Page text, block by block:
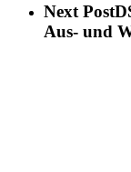
Next Post
Aus- und